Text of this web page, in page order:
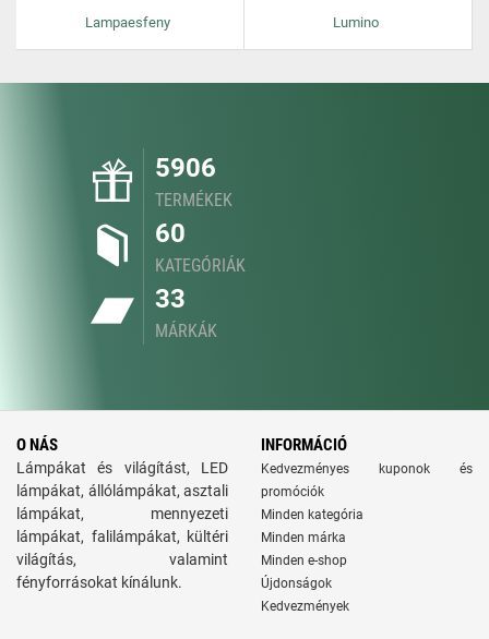
Lampaesfeny Lumino
5906
TERMÉKEK
60
KATEGÓRIÁK
33
MÁRKÁK
O NÁS
Lámpákat és világítást, LED
lámpákat, állólámpákat, asztali
lámpákat, mennyezeti
lámpákat, falilámpákat, kültéri
világítás, valamint
fényforrásokat kínálunk.
INFORMÁCIÓ
Kedvezményes kuponok és
promóciók
Minden kategória
Minden márka
Minden e-shop
Újdonságok
Kedvezmények